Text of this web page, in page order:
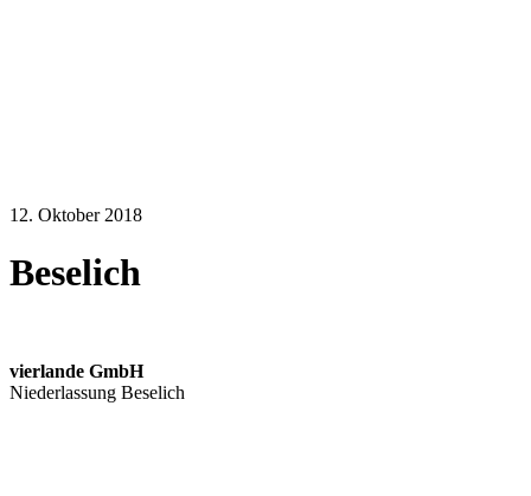
12. Oktober 2018
Beselich
vierlande GmbH
Niederlassung Beselich